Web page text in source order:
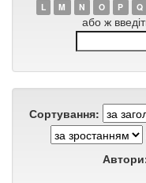
L
M N O P Q
або ж
Сортування: